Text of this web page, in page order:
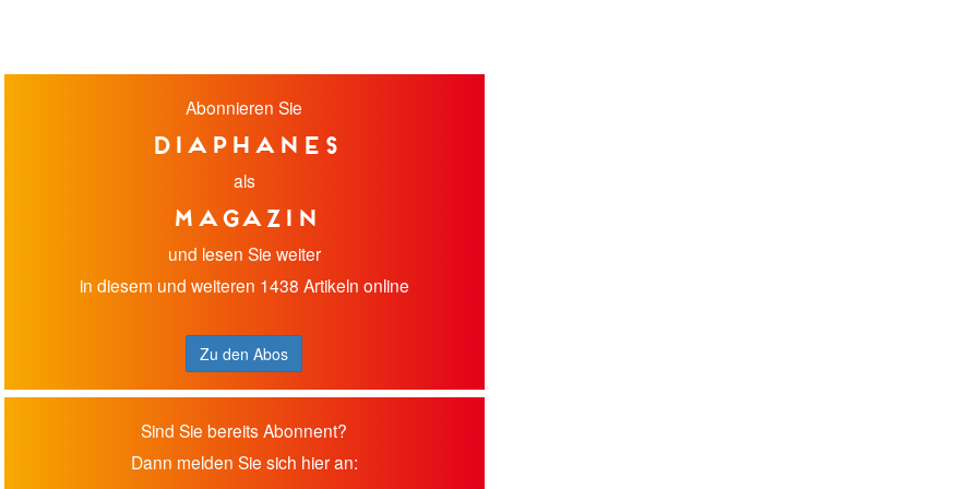
Abonnieren Sie
diaphanes
als
Magazin
und lesen Sie weiter
in diesem und weiteren 1438 Artikeln online
Zu den Abos
Sind Sie bereits Abonnent?
Dann melden Sie sich hier an: